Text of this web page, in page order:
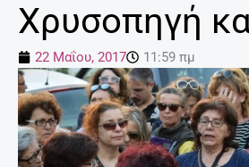
Χρυσοπηγή
22 Μαΐου, 2017 11:59 πμ